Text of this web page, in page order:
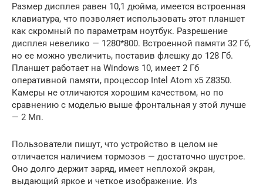
Размер дисплея равен 10,1 дюйма, имеется встроенная
клавиатура, что позволяет использовать этот планшет
как скромный по параметрам ноутбук. Разрешение
дисплея невелико — 1280*800. Встроенной памяти 32 Гб,
но ее можно увеличить, поставив флешку до 128 Гб.
Планшет работает на Windows 10, имеет 2 Гб
оперативной памяти, процессор Intel Atom x5 Z8350.
Камеры не отличаются хорошим качеством, но по
сравнению с моделью выше фронтальная у этой лучше
— 2 Мп.
Пользователи пишут, что устройство в целом не
отличается наличием тормозов — достаточно шустрое.
Оно долго держит заряд, имеет неплохой экран,
выдающий яркое и четкое изображение. Из